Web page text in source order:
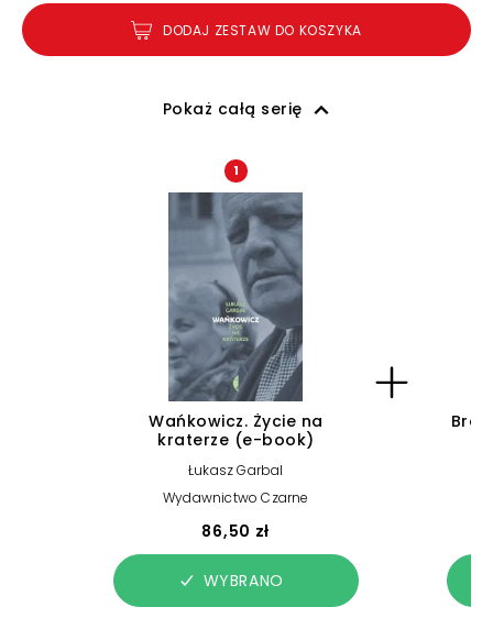
DODAJ ZESTAW DO KOSZYKA
Pokaż całą serię
1
Wańkowicz. Życie na
kraterze (e-book)
Łukasz Garbal
Wydawnictwo Czarne
86,50 zł
WYBRANO